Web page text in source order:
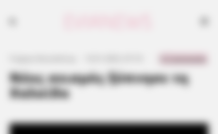
Νέος σεισμός ξύπνησε τη
Χαλκίδα